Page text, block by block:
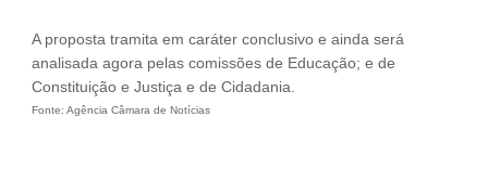
A proposta tramita em caráter conclusivo e ainda será
analisada agora pelas comissões de Educação; e de
Constituição e Justiça e de Cidadania.
Fonte: Agência Câmara de Notícias